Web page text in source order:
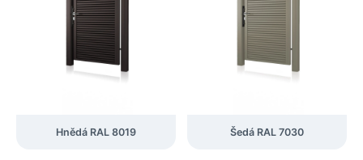
Hnědá RAL 8019 Šedá RAL 7030